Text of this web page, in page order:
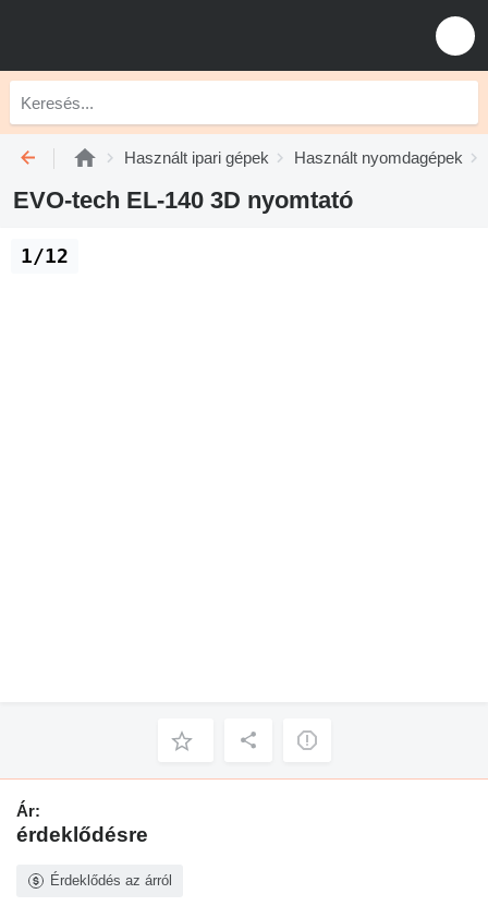
Használt ipari gépek Használt nyomdagépek
EVO-tech EL-140 3D nyomtató
1/12
Ár:
érdeklődésre
Érdeklődés az árról